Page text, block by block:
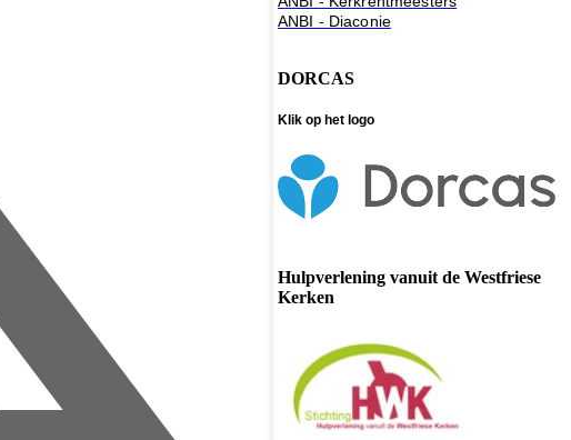
ANBI - Diaconie
DORCAS
Klik op het logo
Hulpverlening vanuit de Westfriese
Kerken